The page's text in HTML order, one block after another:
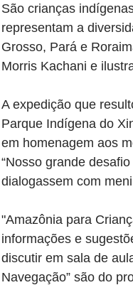
São crianças
representam a
Grosso, Pará e
Morris Kachani e
A expedição que
Parque Indígena do
em homenagem aos
“Nosso grande
dialogassem com
"Amazônia para
informações e
discutir em sala de
Navegação” são do